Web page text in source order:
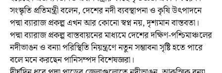
সংস্কৃতি প্রতিমন্ত্রী বলেন, দেশের নদী ব্যবস্থাপনা ও কৃষি উৎপাদনে
পদ্মা ব্যারাজ প্রকল্প এখন আর কোনো স্বপ্ন নয়, দৃশ্যমান বাস্তবতা।
পদ্মা ব্যারাজ প্রকল্প বাস্তবায়নের মাধ্যমে দেশের দক্ষিণ-পশ্চিমাঞ্চলের
নদীভাঙন ও বন্যা পরিস্থিতি নিয়ন্ত্রণে নতুন সম্ভাবনা সৃষ্টি হতে পারে
বলে মনে করছেন পানিসম্পদ বিশেষজ্ঞরা।